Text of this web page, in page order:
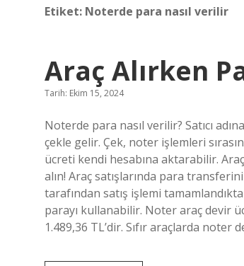
Etiket: Noterde para nasıl verilir
Araç Alırken
Tarih: Ekim 15, 2024
Noterde para nasıl verilir? Satıcı
çekle gelir. Çek, noter işlemleri
ücreti kendi hesabına aktarabilir. Araç
alın! Araç satışlarında para
tarafından satış işlemi
parayı kullanabilir. Noter araç devir
1.489,36 TL’dir. Sıfır araçlarda noter